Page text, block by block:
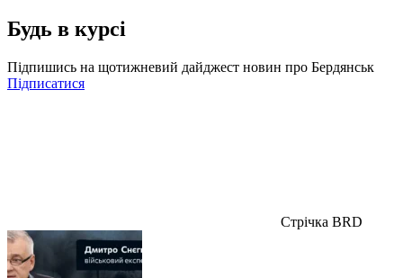
Будь в курсі
Підпишись на щотижневий дайджест новин про Бердянськ
Підписатися
Стрічка BRD